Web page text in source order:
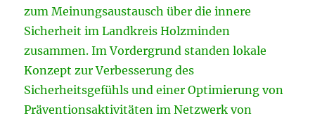
zum Meinungsaustausch über die innere
Sicherheit im Landkreis Holzminden
zusammen. Im Vordergrund standen lokale
Konzept zur Verbesserung des
Sicherheitsgefühls und einer Optimierung von
Präventionsaktivitäten im Netzwerk von